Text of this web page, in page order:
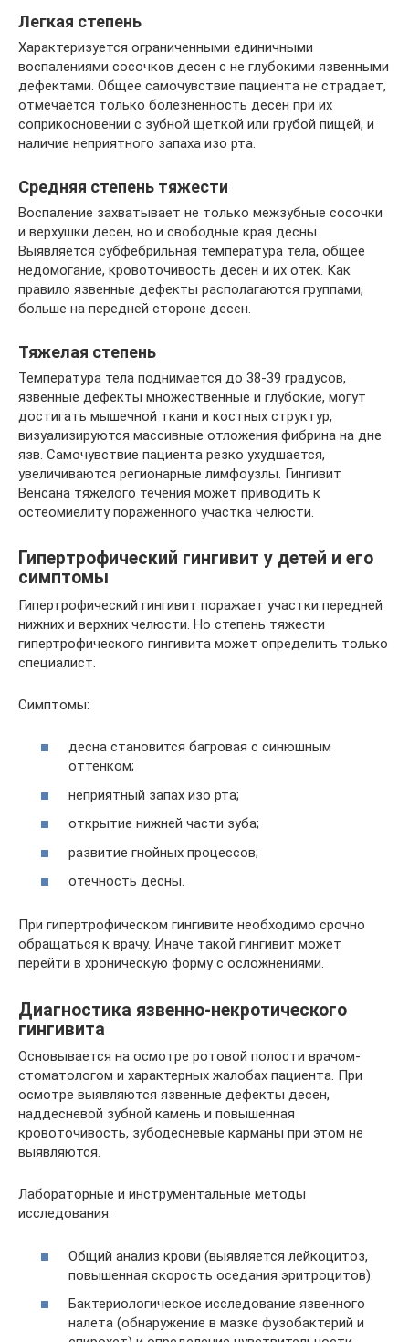
Легкая степень
Характеризуется ограниченными единичными
воспалениями сосочков десен с не глубокими язвенными
дефектами. Общее самочувствие пациента не страдает,
отмечается только болезненность десен при их
соприкосновении с зубной щеткой или грубой пищей, и
наличие неприятного запаха изо рта.
Средняя степень тяжести
Воспаление захватывает не только межзубные сосочки
и верхушки десен, но и свободные края десны.
Выявляется субфебрильная температура тела, общее
недомогание, кровоточивость десен и их отек. Как
правило язвенные дефекты располагаются группами,
больше на передней стороне десен.
Тяжелая степень
Температура тела поднимается до 38-39 градусов,
язвенные дефекты множественные и глубокие, могут
достигать мышечной ткани и костных структур,
визуализируются массивные отложения фибрина на дне
язв. Самочувствие пациента резко ухудшается,
увеличиваются регионарные лимфоузлы. Гингивит
Венсана тяжелого течения может приводить к
остеомиелиту пораженного участка челюсти.
Гипертрофический гингивит у детей и его
симптомы
Гипертрофический гингивит поражает участки передней
нижних и верхних челюсти. Но степень тяжести
гипертрофического гингивита может определить только
специалист.
Симптомы:
десна становится багровая с синюшным
оттенком;
неприятный запах изо рта;
открытие нижней части зуба;
развитие гнойных процессов;
отечность десны.
При гипертрофическом гингивите необходимо срочно
обращаться к врачу. Иначе такой гингивит может
перейти в хроническую форму с осложнениями.
Диагностика язвенно-некротического
гингивита
Основывается на осмотре ротовой полости врачом-
стоматологом и характерных жалобах пациента. При
осмотре выявляются язвенные дефекты десен,
наддесневой зубной камень и повышенная
кровоточивость, зубодесневые карманы при этом не
выявляются.
Лабораторные и инструментальные методы
исследования:
Общий анализ крови (выявляется лейкоцитоз,
повышенная скорость оседания эритроцитов).
Бактериологическое исследование язвенного
налета (обнаружение в мазке фузобактерий и